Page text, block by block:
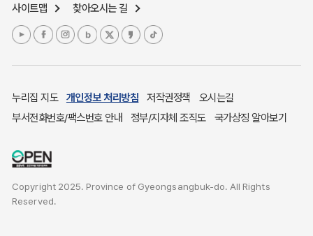
여성복지
장애인 복지시책
귀농귀촌종합지원센터
부동산중개보수 안내
사이트맵 찾아오시는 길
누리집 지도 개인정보 처리방침 저작권정책
오시는길
부서전화번호/팩스번호 안내
정부/지자체 조직도 국가상징 알아보기
Copyright 2025. Province of Gyeongsangbuk-do. All Rights
Reserved.